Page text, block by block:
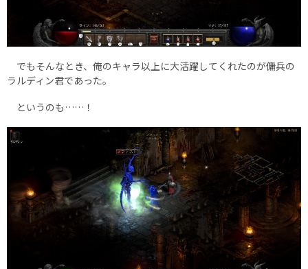
でもそんなとき、俺のキャラ以上に大活躍してくれたのが傭兵の
ラルディン君であった。
というのも……！